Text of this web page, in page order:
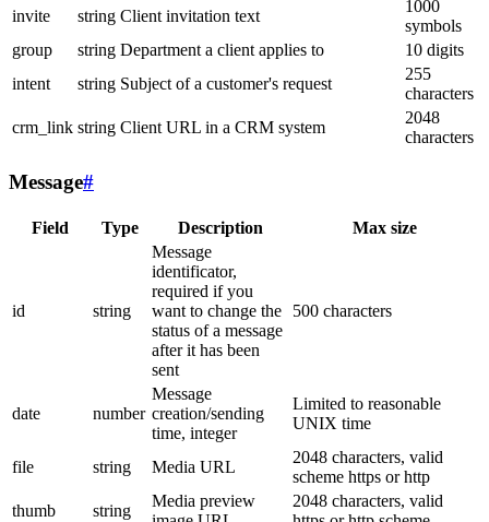
invite
string Client invitation text
1000
symbols
group
string Department a client applies to
10 digits
intent
string Subject of a customer's request
255
characters
crm_link string Client URL in a CRM system
2048
characters
Message#
Field Type Description Max size
id string
Message
identificator,
required if you
want to change the
status of a message
after it has been
sent
500 characters
date number
Message
creation/sending
time, integer
Limited to reasonable
UNIX time
file string Media URL
2048 characters, valid
scheme https or http
thumb
string
Media preview
2048 characters, valid